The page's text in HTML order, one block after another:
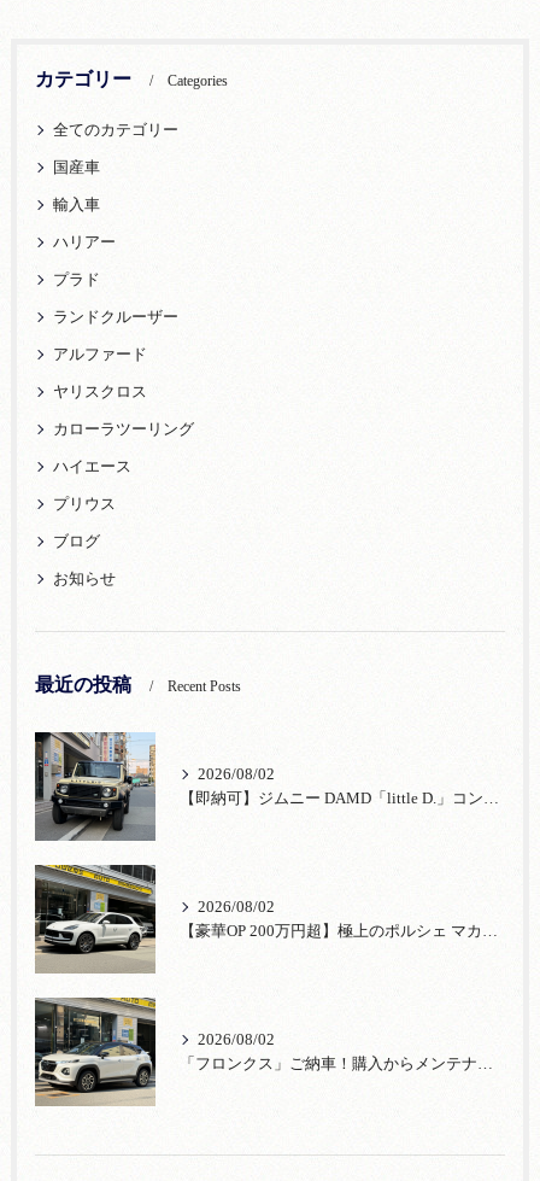
カテゴリー Categories
全てのカテゴリー
国産車
輸入車
ハリアー
プラド
ランドクルーザー
アルファード
ヤリスクロス
カローラツーリング
ハイエース
プリウス
ブログ
お知らせ
最近の投稿 Recent Posts
2026/08/02
【即納可】ジムニー DAMD「little D.」コンプリート！登録済未使用車あり
2026/08/02
【豪華OP 200万円超】極上のポルシェ マカンが入荷！注目のオプション装備
2026/08/02
「フロンクス」ご納車！購入からメンテナンス・リコールまで！宮口自動車